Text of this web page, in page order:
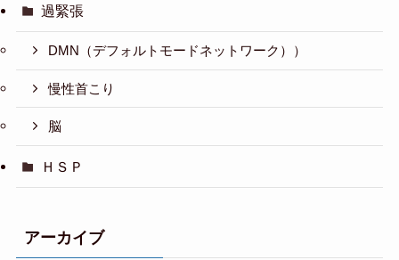
過緊張
DMN（デフォルトモードネットワーク））
慢性首こり
脳
ＨＳＰ
アーカイブ